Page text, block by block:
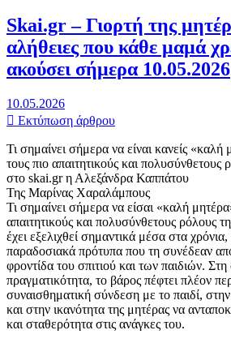
Skai.gr – Γιορτή της
αλήθειες που κάθε μαμά
ακούσει σήμερα 10.05.2026
10.05.2026
Εκτύπωση άρθρου
Τι σημαίνει σήμερα να είναι κανείς
τους πιο απαιτητικούς και πολυσύνθετους
στο skai.gr η Αλεξάνδρα Καππάτου
Της Μαρίνας Χαραλάμπους
Τι σημαίνει σήμερα να είσαι «καλή
απαιτητικούς και πολυσύνθετους ρόλους
έχει εξελιχθεί σημαντικά μέσα στα
παραδοσιακά πρότυπα που τη συνέδεαν
φροντίδα του σπιτιού και των παιδιών.
πραγματικότητα, το βάρος πέφτει πλέον
συναισθηματική σύνδεση με το παιδί,
και στην ικανότητα της μητέρας να
και σταθερότητα στις ανάγκες του.